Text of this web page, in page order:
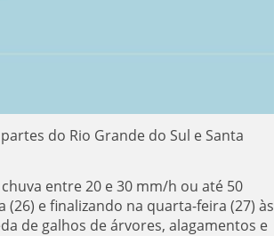
do Rio Grande do Sul e Santa
entre 20 e 30 mm/h ou até 50
e finalizando na quarta-feira (27) às
de galhos de árvores, alagamentos e